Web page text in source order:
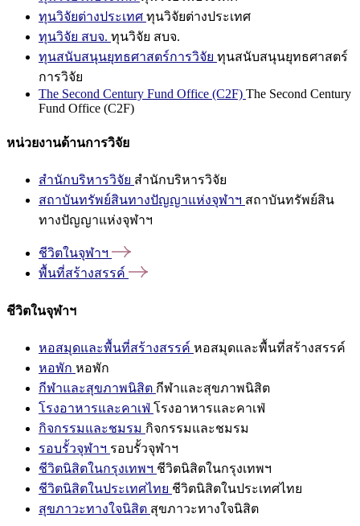
ทุนวิจัยต่างประเทศ ทุนวิจัยต่างประเทศ
ทุนวิจัย สบจ. ทุนวิจัย สบจ.
ทุนสนับสนุนยุทธศาสตร์การวิจัย ทุนสนับสนุนยุทธศาสตร์
การวิจัย
The Second Century Fund Office (C2F) The Second Century
Fund Office (C2F)
หน่วยงานด้านการวิจัย
สำนักบริหารวิจัย สำนักบริหารวิจัย
สถาบันทรัพย์สินทางปัญญาแห่งจุฬาฯ สถาบันทรัพย์สิน
ทางปัญญาแห่งจุฬาฯ
ชีวิตในจุฬาฯ
พื้นที่สร้างสรรค์
ชีวิตในจุฬาฯ
หอสมุดและพื้นที่สร้างสรรค์ หอสมุดและพื้นที่สร้างสรรค์
หอพัก หอพัก
กีฬาและสุขภาพนิสิต กีฬาและสุขภาพนิสิต
โรงอาหารและคาเฟ่ โรงอาหารและคาเฟ่
กิจกรรมและชมรม กิจกรรมและชมรม
รอบรั้วจุฬาฯ รอบรั้วจุฬาฯ
ชีวิตนิสิตในกรุงเทพฯ ชีวิตนิสิตในกรุงเทพฯ
ชีวิตนิสิตในประเทศไทย ชีวิตนิสิตในประเทศไทย
สุขภาวะทางใจนิสิต สุขภาวะทางใจนิสิต